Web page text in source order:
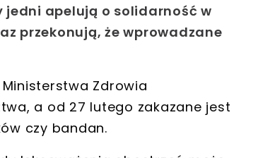
jedni apelują o solidarność w
przekonują, że wprowadzane
Zdrowia
, a od 27 lutego zakazane jest
czy bandan.